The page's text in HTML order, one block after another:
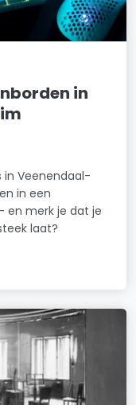
in
in Veenendaal-
in een
en merk je dat je
laat?